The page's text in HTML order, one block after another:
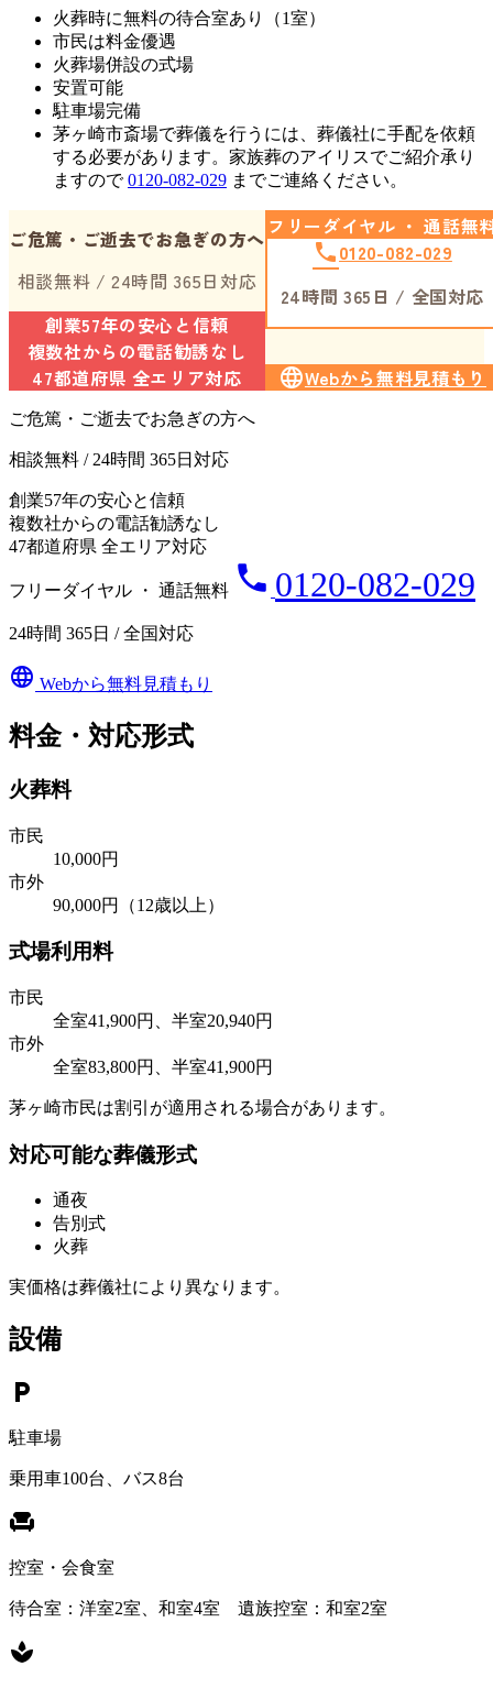
火葬時に無料の待合室あり（1室）
市民は料金優遇
火葬場併設の式場
安置可能
駐車場完備
茅ヶ崎市斎場で葬儀を行うには、葬儀社に手配を依頼
する必要があります。家族葬のアイリスでご紹介承り
ますので0120-082-029 までご連絡ください。
ご危篤・ご逝去でお急ぎの方へ
相談無料 / 24時間 365日対応
創業57年の安心と信頼
複数社からの電話勧誘なし
47都道府県 全エリア対応
フリーダイヤル ・ 通話無
phone0120-082-029
24時間 365日 / 全国対応
languageWebから無料見積もり
ご危篤・ご逝去でお急ぎの方へ
相談無料 / 24時間 365日対応
創業57年の安心と信頼
複数社からの電話勧誘なし
47都道府県 全エリア対応
フリーダイヤル ・ 通話無料 phone 0120-082-029
24時間 365日 / 全国対応
language Webから無料見積もり
料金・対応形式
火葬料
市民
10,000円
市外
90,000円（12歳以上）
式場利用料
市民
全室41,900円、半室20,940円
市外
全室83,800円、半室41,900円
茅ヶ崎市民は割引が適用される場合があります。
対応可能な葬儀形式
通夜
告別式
火葬
実価格は葬儀社により異なります。
設備
local_parking
駐車場
乗用車100台、バス8台
chair
控室・会食室
待合室：洋室2室、和室4室 遺族控室：和室2室
spa